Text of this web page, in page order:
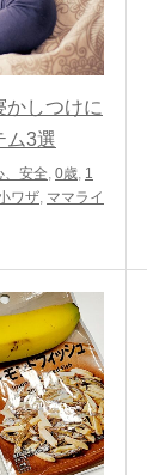
かしつけに
ム3選
、安全, 0歳, 1
ワザ, ママライ